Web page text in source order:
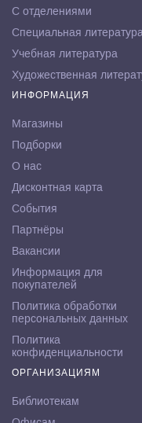
С отделениями
Специальная литература
Учебная литература
Художественная
ИНФОРМАЦИЯ
Магазины
Подборки
О нас
Дисконтная карта
События
Партнёры
Вакансии
Информация для
покупателей
Политика обработки
персональных данных
Политика
конфиденциальности
ОРГАНИЗАЦИЯМ
Библиотекам